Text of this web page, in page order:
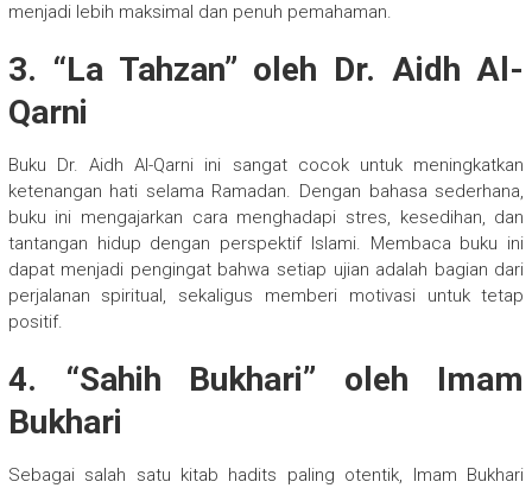
menjadi lebih maksimal dan penuh pemahaman.
3. “La Tahzan” oleh Dr. Aidh Al-
Qarni
Buku Dr. Aidh Al-Qarni ini sangat cocok untuk meningkatkan
ketenangan hati selama Ramadan. Dengan bahasa sederhana,
buku ini mengajarkan cara menghadapi stres, kesedihan, dan
tantangan hidup dengan perspektif Islami. Membaca buku ini
dapat menjadi pengingat bahwa setiap ujian adalah bagian dari
perjalanan spiritual, sekaligus memberi motivasi untuk tetap
positif.
4. “Sahih Bukhari” oleh Imam
Bukhari
Sebagai salah satu kitab hadits paling otentik, Imam Bukhari